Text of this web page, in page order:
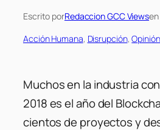
Escrito porRedaccion GCC Viewsen
Acción Humana, Disrupción, Opinión
Muchos en la industria
2018 es el año del
cientos de proyectos y